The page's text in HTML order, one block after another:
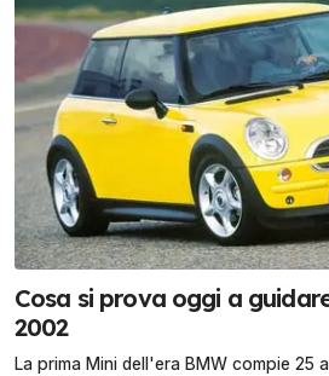
Cosa si prova oggi a
2002
La prima Mini dell'era BMW compie 25